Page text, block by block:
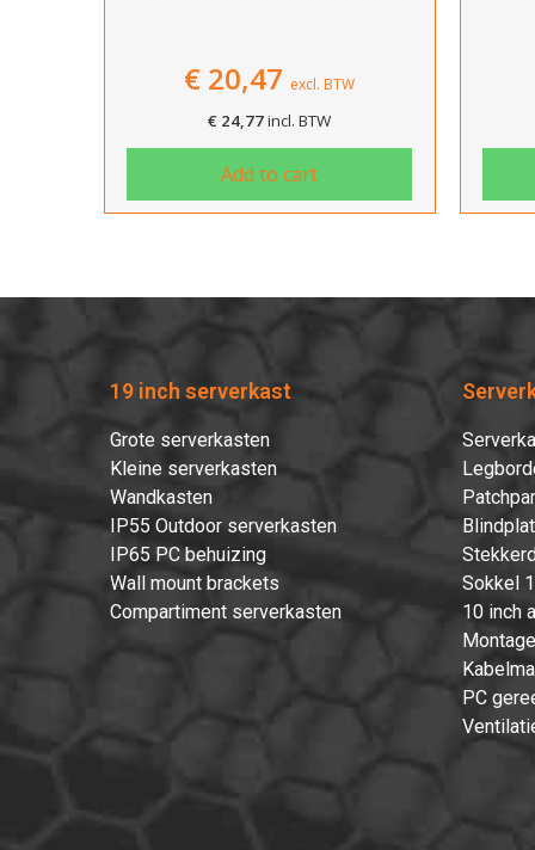
€ 20,47 excl. BTW
€ 24,77incl. BTW
Add to cart
19 inch serverkast
Grote serverkasten
Kleine serverkasten
Wandkasten
IP55 Outdoor serverkasten
IP65 PC behuizing
Wall mount brackets
Compartiment serverkasten
Sokkel
10 inch
PC